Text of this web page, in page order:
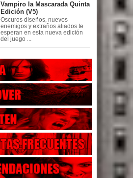
Vampiro la Mascarada Quinta
Edición (V5)
Oscuros diseños, nuevos
enemigos y extraños aliados te
esperan en esta nueva edición
del juego ...